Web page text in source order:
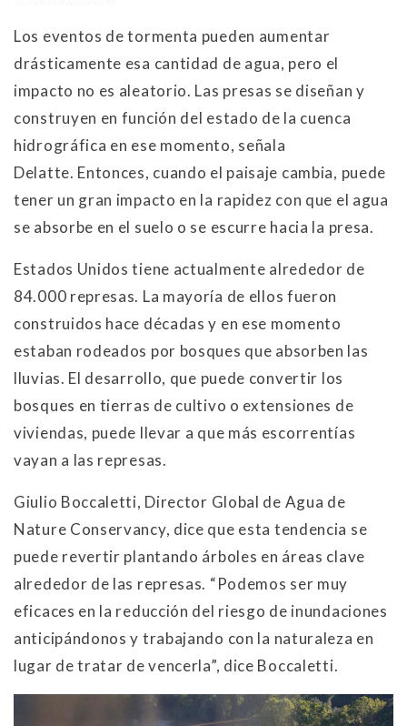
Los eventos de tormenta pueden aumentar
drásticamente esa cantidad de agua, pero el
impacto no es aleatorio. Las presas se diseñan y
construyen en función del estado de la cuenca
hidrográfica en ese momento, señala
Delatte. Entonces, cuando el paisaje cambia, puede
tener un gran impacto en la rapidez con que el agua
se absorbe en el suelo o se escurre hacia la presa.
Estados Unidos tiene actualmente alrededor de
84.000 represas. La mayoría de ellos fueron
construidos hace décadas y en ese momento
estaban rodeados por bosques que absorben las
lluvias. El desarrollo, que puede convertir los
bosques en tierras de cultivo o extensiones de
viviendas, puede llevar a que más escorrentías
vayan a las represas.
Giulio Boccaletti, Director Global de Agua de
Nature Conservancy, dice que esta tendencia se
puede revertir plantando árboles en áreas clave
alrededor de las represas. “Podemos ser muy
eficaces en la reducción del riesgo de inundaciones
anticipándonos y trabajando con la naturaleza en
lugar de tratar de vencerla”, dice Boccaletti.